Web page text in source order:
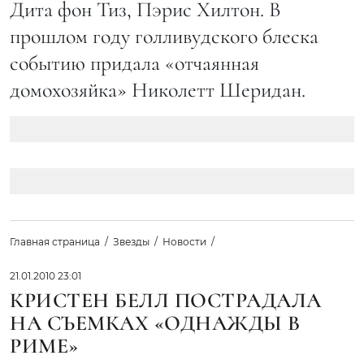
Дита фон Тиз, Пэрис Хилтон. В
прошлом году голливудского блеска
событию придала «отчаянная
домохозяйка» Николетт Шеридан.
Главная страница Звезды Новости
21.01.2010 23:01
КРИСТЕН БЕЛЛ ПОСТРАДАЛА
НА СЪЕМКАХ «ОДНАЖДЫ В
РИМЕ»